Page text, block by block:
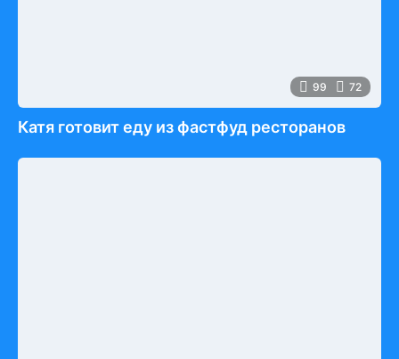
99 72
Катя готовит еду из фастфуд ресторанов